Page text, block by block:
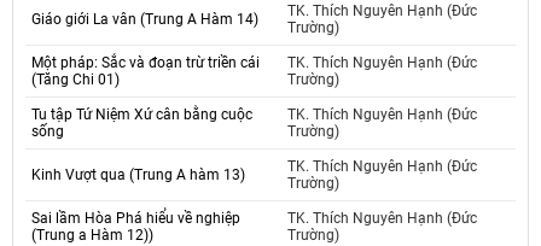
Giáo giới La vân (Trung A Hàm 14)
TK. Thích Nguyên Hạnh (Đức
Trường)
Một pháp: Sắc và đoạn trừ triền cái
(Tăng Chi 01)
TK. Thích Nguyên Hạnh (Đức
Trường)
Tu tập Tứ Niệm Xứ cân bằng cuộc
sống
TK. Thích Nguyên Hạnh (Đức
Trường)
Kinh Vượt qua (Trung A hàm 13)
TK. Thích Nguyên Hạnh (Đức
Trường)
Sai lầm Hòa Phá hiểu về nghiệp
(Trung a Hàm 12))
TK. Thích Nguyên Hạnh (Đức
Trường)